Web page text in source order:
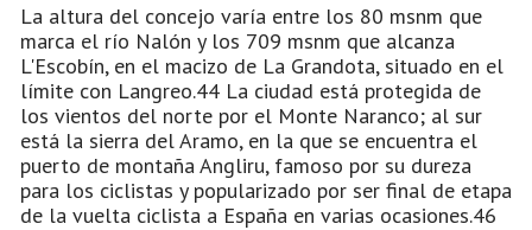
La altura del concejo varía entre los 80 msnm que
marca el río Nalón y los 709 msnm que alcanza
L'Escobín, en el macizo de La Grandota, situado en el
límite con Langreo.44 La ciudad está protegida de
los vientos del norte por el Monte Naranco; al sur
está la sierra del Aramo, en la que se encuentra el
puerto de montaña Angliru, famoso por su dureza
para los ciclistas y popularizado por ser final de etapa
de la vuelta ciclista a España en varias ocasiones.46